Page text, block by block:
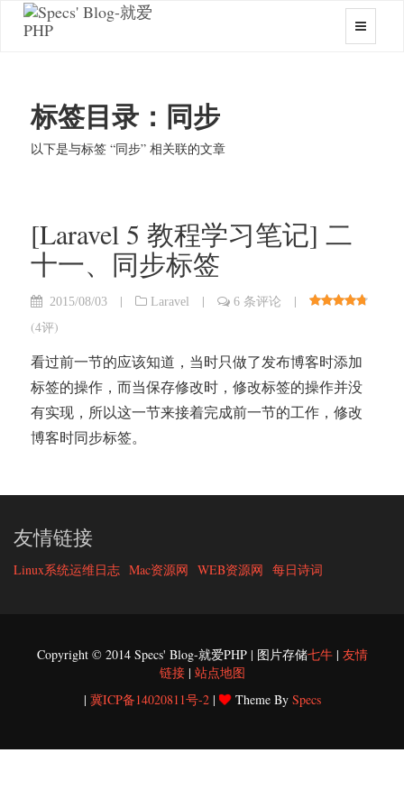
标签目录：同步
以下是与标签 “同步” 相关联的文章
[Laravel 5 教程学习笔记] 二
十一、同步标签
2015/08/03 | Laravel | 6 条评论
|
(4评)
看过前一节的应该知道，当时只做了发布博客时添加
标签的操作，而当保存修改时，修改标签的操作并没
有实现，所以这一节来接着完成前一节的工作，修改
博客时同步标签。
友情链接
Linux系统运维日志 Mac资源网 WEB资源网 每日诗词
Copyright © 2014 Specs' Blog-就爱PHP | 图片存储七牛| 友情
链接| 站点地图
| 冀ICP备14020811号-2| Theme By Specs